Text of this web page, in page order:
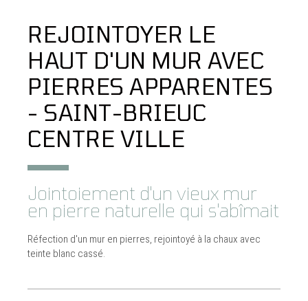
REJOINTOYER LE
HAUT D'UN MUR AVEC
PIERRES APPARENTES
- SAINT-BRIEUC
CENTRE VILLE
Jointoiement d'un vieux mur
en pierre naturelle qui s'abîmait
Réfection d'un mur en pierres, rejointoyé à la chaux avec
teinte blanc cassé.